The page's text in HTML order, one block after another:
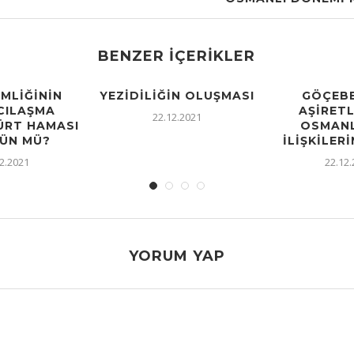
BENZER İÇERIKLER
HAMASI
MÜ?
YEZIDILIĞIN OLUŞMASI
22.12.2021
YORUM YAP